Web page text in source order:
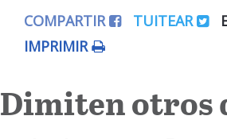
Editorial
Colaboradores
COMPARTIR TUITEAR
IMPRIMIR
Dimiten otros